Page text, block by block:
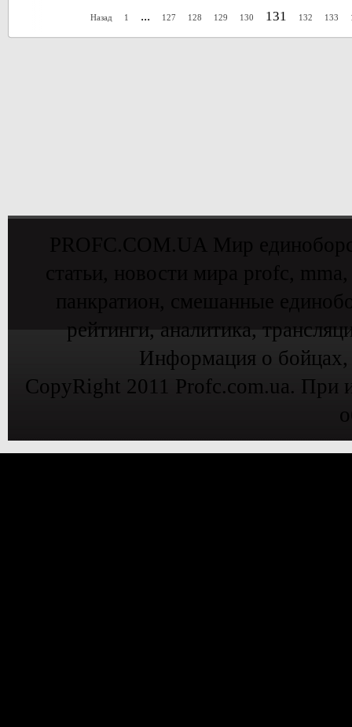
Назад 1 ... 127 128 129 130 131 132 133
рейтинги, аналитика,
Информация о
CopyRight 2011 Profc.com.ua. При